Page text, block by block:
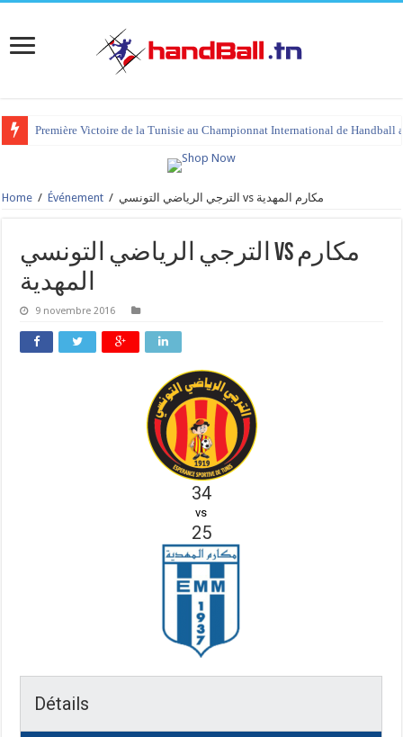
Première Victoire de la Tunisie au Championnat International de Handball
Home / Événement / الترجي الرياضي التونسي vs مكارم المهدية
الترجي الرياضي التونسي vs مكارم
المهدية
9 novembre 2016
34
vs
25
Détails